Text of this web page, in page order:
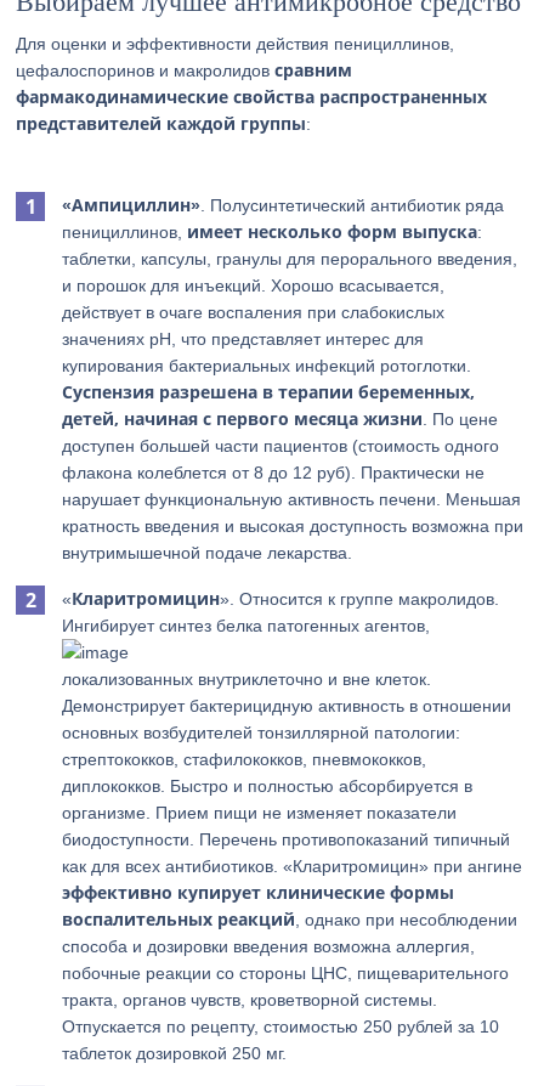
Для оценки и эффективности действия пенициллинов,
цефалоспоринов и макролидовсравним
фармакодинамические свойства распространенных
представителей каждой группы:
«Ампициллин» . Полусинтетический антибиотик ряда
пенициллинов, имеет несколько форм выпуска:
таблетки, капсулы, гранулы для перорального введения,
и порошок для инъекций. Хорошо всасывается,
действует в очаге воспаления при слабокислых
значениях рН, что представляет интерес для
купирования бактериальных инфекций ротоглотки.
Суспензия разрешена в терапии беременных,
детей, начиная с первого месяца жизни . По цене
доступен большей части пациентов (стоимость одного
флакона колеблется от 8 до 12 руб). Практически не
нарушает функциональную активность печени. Меньшая
кратность введения и высокая доступность возможна при
внутримышечной подаче лекарства.
«Кларитромицин». Относится к группе макролидов.
Ингибирует синтез белка патогенных агентов,
локализованных внутриклеточно и вне клеток.
Демонстрирует бактерицидную активность в отношении
основных возбудителей тонзиллярной патологии:
стрептококков, стафилококков, пневмококков,
диплококков. Быстро и полностью абсорбируется в
организме. Прием пищи не изменяет показатели
биодоступности. Перечень противопоказаний типичный
как для всех антибиотиков. «Кларитромицин» при ангине
эффективно купирует клинические формы
воспалительных реакций , однако при несоблюдении
способа и дозировки введения возможна аллергия,
побочные реакции со стороны ЦНС, пищеварительного
тракта, органов чувств, кроветворной системы.
Отпускается по рецепту, стоимостью 250 рублей за 10
таблеток дозировкой 250 мг.